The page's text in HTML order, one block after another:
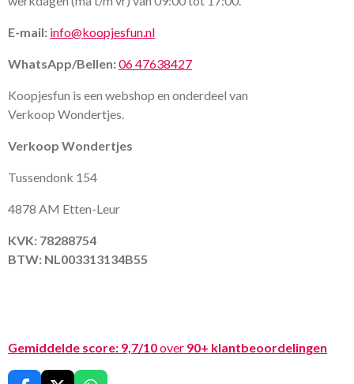
E-mail: info@koopjesfun.nl
WhatsApp/Bellen:06 47638427
Koopjesfun is een webshop en onderdeel van
Verkoop Wondertjes.
Verkoop Wondertjes
Tussendonk 154
4878 AM Etten-Leur
KVK: 78288754
BTW: NL003313134B55
Gemiddelde score: 9,7/10over 90+ klantbeoordelingen